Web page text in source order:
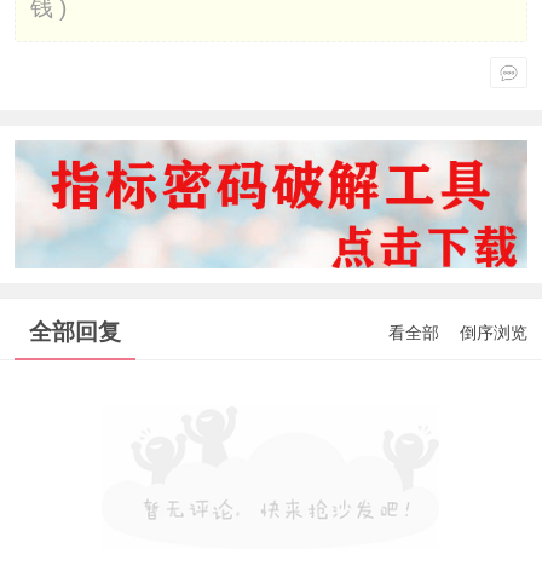
钱 )
全部回复 看全部 倒序浏览